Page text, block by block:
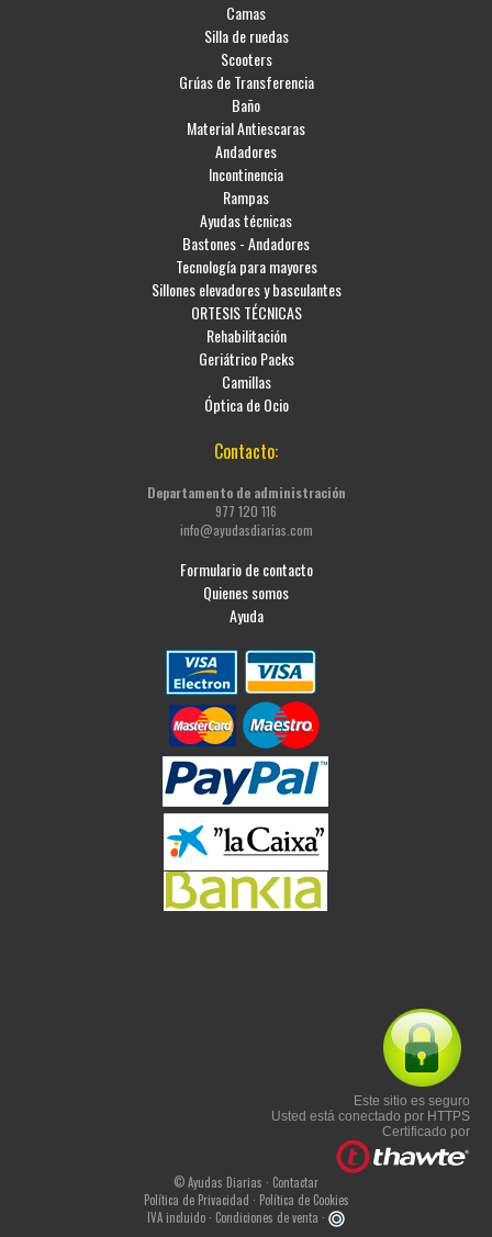
Camas
Silla de ruedas
Scooters
Grúas de Transferencia
Baño
Material Antiescaras
Andadores
Incontinencia
Rampas
Ayudas técnicas
Bastones - Andadores
Tecnología para mayores
Sillones elevadores y basculantes
ORTESIS TÉCNICAS
Rehabilitación
Geriátrico Packs
Camillas
Óptica de Ocio
Contacto:
Departamento de administración
977 120 116
info@ayudasdiarias.com
Formulario de contacto
Quienes somos
Ayuda
Este sitio es seguro
Usted está conectado por HTTPS
Certificado por
© Ayudas Diarias · Contactar
Política de Privacidad · Política de Cookies
IVA incluido · Condiciones de venta ·